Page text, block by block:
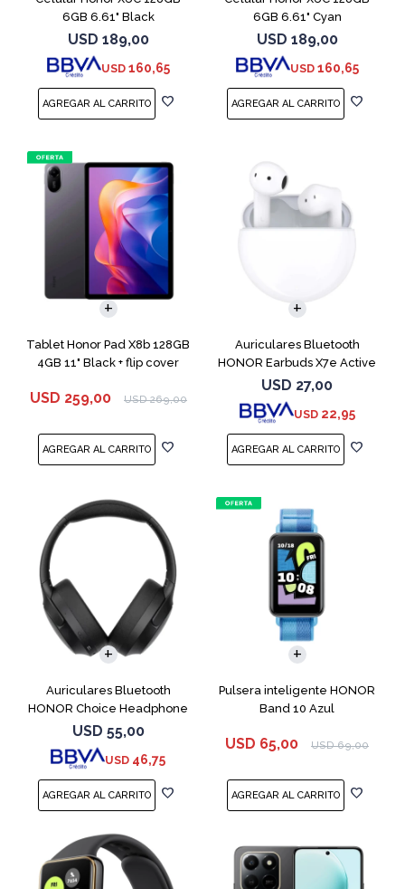
6GB 6.61" Black
USD 189,00
USD 160,65
6GB 6.61" Cyan
USD 189,00
USD 160,65
Tablet Honor Pad X8b 128GB
4GB 11" Black + flip cover
USD 259,00 USD 269,00
Auriculares Bluetooth
HONOR Earbuds X7e Active
TWS White
USD 27,00
USD 22,95
Auriculares Bluetooth
HONOR Choice Headphone
Black
USD 55,00
USD 46,75
Pulsera inteligente HONOR
Band 10 Azul
USD 65,00 USD 69,00